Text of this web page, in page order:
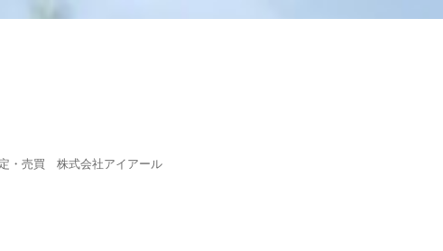
・売買 株式会社アイアール